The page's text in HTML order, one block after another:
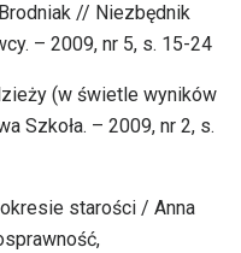
// Niezbędnik
– 2009, nr 5, s. 15-24
(w świetle wyników
Szkoła. – 2009, nr 2, s.
starości / Anna